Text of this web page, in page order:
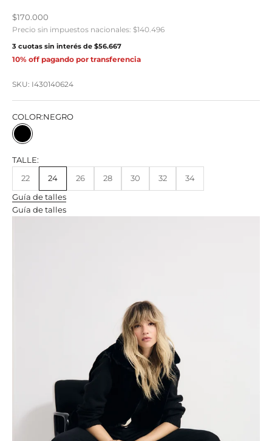
Precio de oferta
$170.000
Precio sin impuestos nacionales: $140.496
3 cuotas sin interés de $56.667
10% off pagando por transferencia
SKU: I430140624
COLOR:NEGRO
NEGRO
TALLE:
22
24 26 28 30 32
34
Guía de talles
Guía de talles